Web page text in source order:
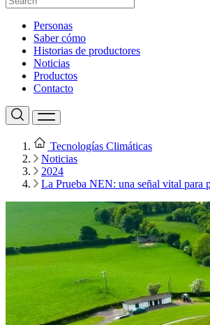
Personas
Saber cómo
Historias de productores
Noticias
Productos
Contacto
Tecnologías Climáticas
Noticias
2024
La Prueba NEN: una señal vital para